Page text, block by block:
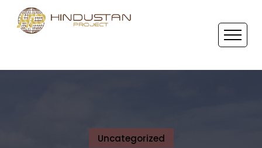
Uncategorized